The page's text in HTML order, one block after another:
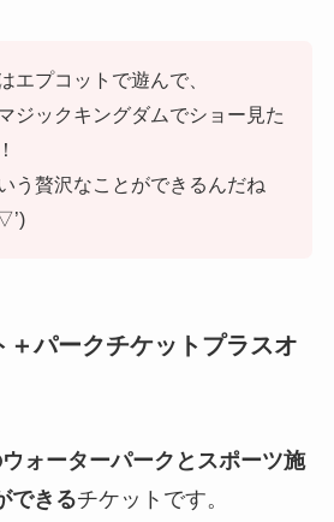
エプコットで遊んで、
ジックキングダムでショー見た
う贅沢なことができるんだね
＋パークチケットプラスオ
ォーターパークとスポーツ施
できるチケットです。